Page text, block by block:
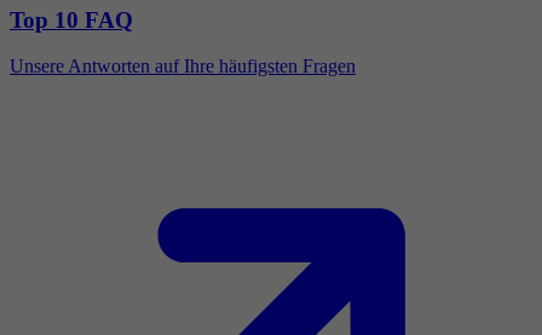
Top 10 FAQ
Unsere Antworten auf Ihre häufigsten Fragen